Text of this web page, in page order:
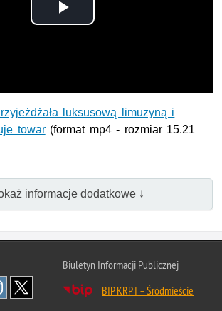
Odtwórz
luksusową limuzyną i
towar(format mp4 - rozmiar 15.21
informacje dodatkowe ↓
Biuletyn Informacji Publicznej
BIP KRP I – Śródmieście